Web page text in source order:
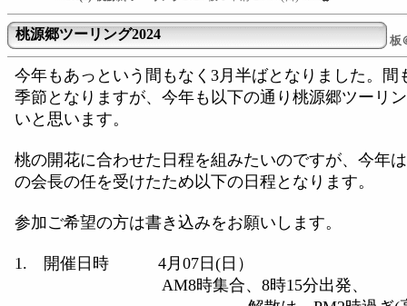
桃源郷ツーリング2024 板
今年もあっという間もなく3月半ばとなりました。間
季節となりますが、今年も以下の通り桃源郷ツーリ
いと思います。
桃の開花に合わせた日程を組みたいのですが、今年
の会長の任を受けたため以下の日程となります。
参加ご希望の方は書き込みをお願いします。
1. 開催日時 4月07日(日）
AM8時集合、8時15分出発、